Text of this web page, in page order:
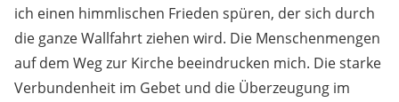
ich einen himmlischen Frieden spüren, der sich durch
die ganze Wallfahrt ziehen wird. Die Menschenmengen
auf dem Weg zur Kirche beeindrucken mich. Die starke
Verbundenheit im Gebet und die Überzeugung im